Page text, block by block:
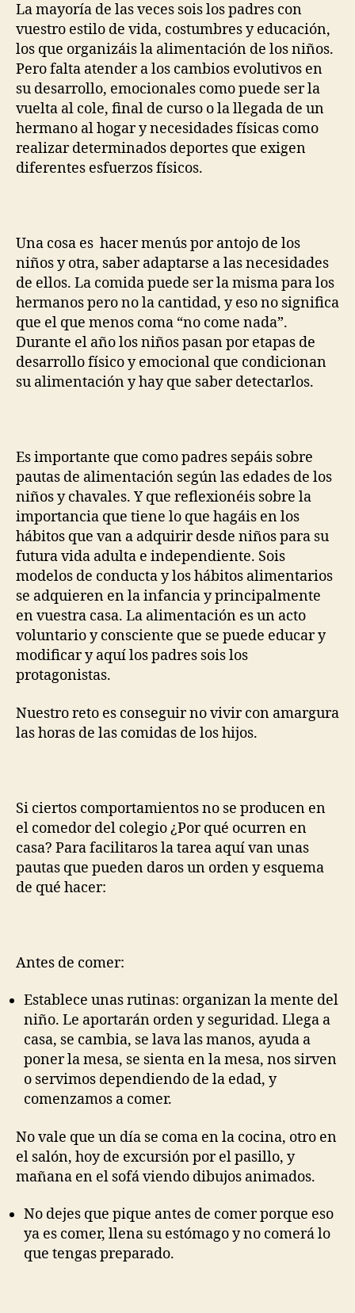
La mayoría de las veces sois los padres con
vuestro estilo de vida, costumbres y educación,
los que organizáis la alimentación de los niños.
Pero falta atender a los cambios evolutivos en
su desarrollo, emocionales como puede ser la
vuelta al cole, final de curso o la llegada de un
hermano al hogar y necesidades físicas como
realizar determinados deportes que exigen
diferentes esfuerzos físicos.
Una cosa es hacer menús por antojo de los
niños y otra, saber adaptarse a las necesidades
de ellos. La comida puede ser la misma para los
hermanos pero no la cantidad, y eso no significa
que el que menos coma “no come nada”.
Durante el año los niños pasan por etapas de
desarrollo físico y emocional que condicionan
su alimentación y hay que saber detectarlos.
Es importante que como padres sepáis sobre
pautas de alimentación según las edades de los
niños y chavales. Y que reflexionéis sobre la
importancia que tiene lo que hagáis en los
hábitos que van a adquirir desde niños para su
futura vida adulta e independiente. Sois
modelos de conducta y los hábitos alimentarios
se adquieren en la infancia y principalmente
en vuestra casa. La alimentación es un acto
voluntario y consciente que se puede educar y
modificar y aquí los padres sois los
protagonistas.
Nuestro reto es conseguir no vivir con amargura
las horas de las comidas de los hijos.
Si ciertos comportamientos no se producen en
el comedor del colegio ¿Por qué ocurren en
casa? Para facilitaros la tarea aquí van unas
pautas que pueden daros un orden y esquema
de qué hacer:
Antes de comer:
Establece unas rutinas: organizan la mente del
niño. Le aportarán orden y seguridad. Llega a
casa, se cambia, se lava las manos, ayuda a
poner la mesa, se sienta en la mesa, nos sirven
o servimos dependiendo de la edad, y
comenzamos a comer.
No vale que un día se coma en la cocina, otro en
el salón, hoy de excursión por el pasillo, y
mañana en el sofá viendo dibujos animados.
No dejes que pique antes de comer porque eso
ya es comer, llena su estómago y no comerá lo
que tengas preparado.